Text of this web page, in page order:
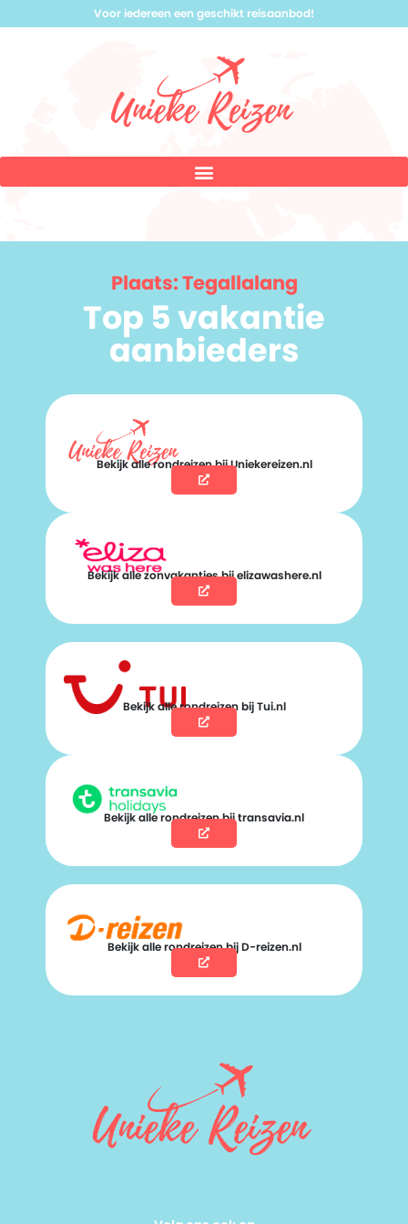
Voor iedereen een geschikt reisaanbod!
Plaats: Tegallalang
Top 5 vakantie
aanbieders
Bekijk alle rondreizen bij Uniekereizen.nl
Bekijk alle zonvakanties bij elizawashere.nl
Bekijk alle rondreizen bij Tui.nl
Bekijk alle rondreizen bij transavia.nl
Bekijk alle rondreizen bij D-reizen.nl